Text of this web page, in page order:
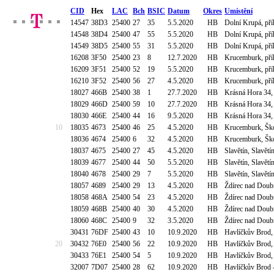
CID Hex LAC Bch BSIC Datum Okres Umístění
14547 38D3 25400 27 35 5.5.2020 HB
Dolní Krupá,
14548 38D4 25400 47 55 5.5.2020 HB
Dolní Krupá,
14549 38D5 25400 55 31 5.5.2020 HB
Dolní Krupá,
16208 3F50 25400 23 8 12.7.2020 HB
Krucemburk,
16209 3F51 25400 52 19 5.5.2020 HB
Krucemburk,
16210 3F52 25400 56 27 4.5.2020 HB
Krucemburk,
18027 466B 25400 38 1 27.7.2020 HB
Krásná Hora
18029 466D 25400 59 10 27.7.2020 HB
Krásná Hora
18030 466E 25400 44 16 9.5.2020 HB
Krásná Hora
10
18035 4673 25400 46 25 4.5.2020 HB
Krucemburk,
18036 4674 25400 6 32 4.5.2020 HB
Krucemburk,
18037 4675 25400 27 45 4.5.2020 HB
Slavětín,
18039 4677 25400 44 50 5.5.2020 HB
Slavětín,
18040 4678 25400 29 7 5.5.2020 HB
Slavětín,
18057 4689 25400 29 13 4.5.2020 HB
Ždírec nad
18058 468A 25400 54 23 4.5.2020 HB
Ždírec nad
18059 468B 25400 40 30 4.5.2020 HB
Ždírec nad
18060 468C 25400 9 32 3.5.2020 HB
Ždírec nad
30431 76DF 25400 43 10 10.9.2020 HB
Havlíčkův
20
30432 76E0 25400 56 22 10.9.2020 HB
Havlíčkův
30433 76E1 25400 54 5 10.9.2020 HB
Havlíčkův
32007 7D07 25400 28 62 10.9.2020 HB
Havlíčkův Brod